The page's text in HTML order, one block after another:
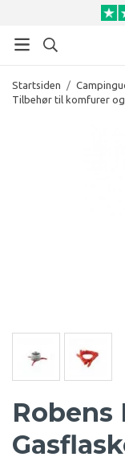
Startsiden /
Tilbehør til komfurer
Robens